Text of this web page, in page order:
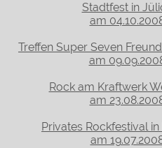
Stadtfest in
am
Treffen Super Seven
am
Rock am Kraftwerk
am
Privates Rockfestival
am